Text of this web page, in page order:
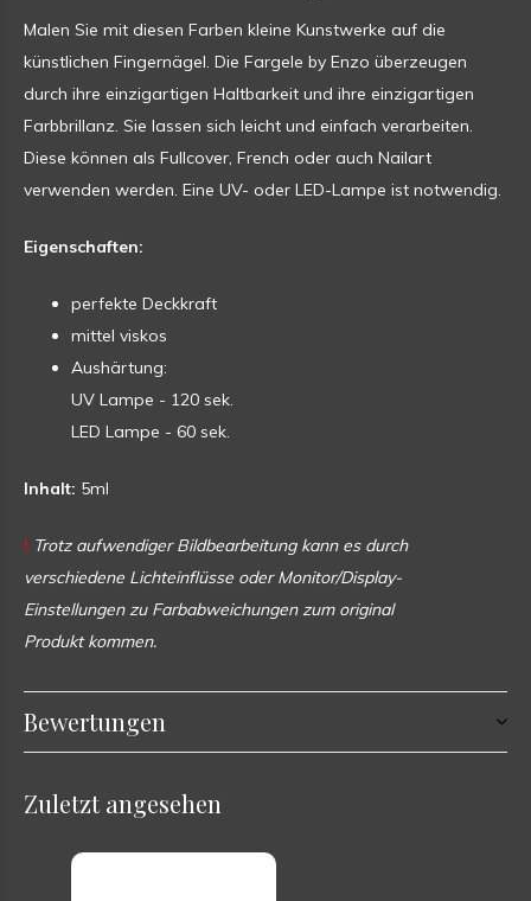
Malen Sie mit diesen Farben kleine Kunstwerke auf die
künstlichen Fingernägel. Die Fargele by Enzo überzeugen
durch ihre einzigartigen Haltbarkeit und ihre einzigartigen
Farbbrillanz. Sie lassen sich leicht und einfach verarbeiten.
Diese können als Fullcover, French oder auch Nailart
verwenden werden. Eine UV- oder LED-Lampe ist notwendig.
Eigenschaften:
perfekte Deckkraft
mittel viskos
Aushärtung:
UV Lampe - 120 sek.
LED Lampe - 60 sek.
Inhalt: 5ml
! Trotz aufwendiger Bildbearbeitung kann es durch
verschiedene Lichteinflüsse oder Monitor/Display-
Einstellungen zu Farbabweichungen zum original
Produkt kommen.
Bewertungen
Zuletzt angesehen